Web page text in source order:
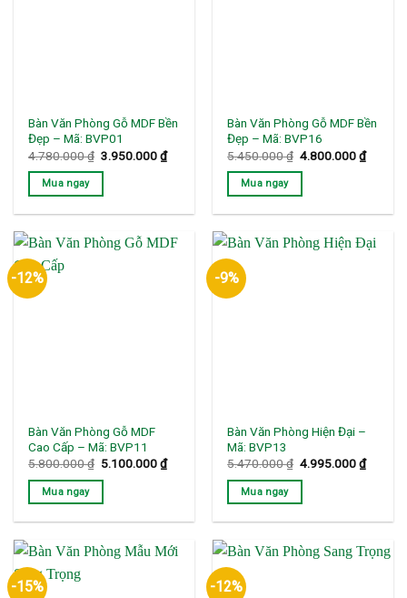
Bàn Văn Phòng Gỗ MDF Bền
Đẹp – Mã: BVP01
4.780.000₫ Giá
là:
3.950.000₫Giá
hiện
3.950.000 ₫.
Mua ngay
Bàn Văn Phòng Gỗ MDF Bền
Đẹp – Mã: BVP16
5.450.000₫ Giá
là:
4.800.000₫Giá
hiện
Mua ngay
-12%
Bàn Văn Phòng Gỗ MDF
Cao Cấp – Mã: BVP11
5.800.000₫ Giá
là:
5.100.000₫Giá
hiện
Mua ngay
-9%
Bàn Văn Phòng Hiện Đại –
Mã: BVP13
5.470.000₫ Giá
là:
4.995.000₫Giá
hiện
Mua ngay
-15% -12%